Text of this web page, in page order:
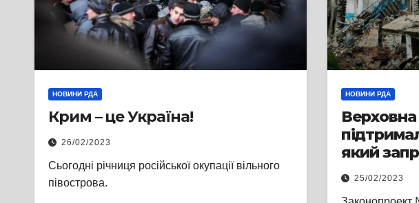
НОВИНИ РДА
Крим – це Україна!
26/02/2023
Сьогодні річниця російської окупації вільного
півострова.
НОВИНИ РДА
який
25/02/2023